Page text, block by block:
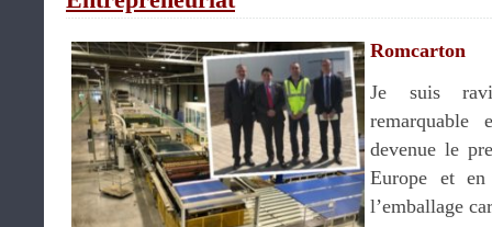
Romcarton
Je suis
remarquable
devenue le
Europe et
l’emballage